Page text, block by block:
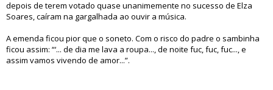
depois de terem votado quase unanimemente no sucesso de Elza
Soares, caíram na gargalhada ao ouvir a música.
A emenda ficou pior que o soneto. Com o risco do padre o sambinha
ficou assim: “‘... de dia me lava a roupa..., de noite fuc, fuc, fuc..., e
assim vamos vivendo de amor...”.